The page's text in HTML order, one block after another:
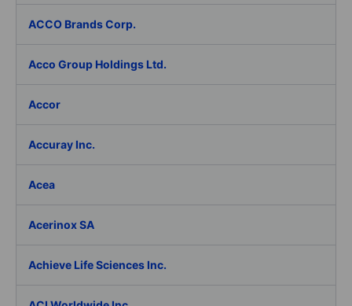
ACCO Brands Corp.
Acco Group Holdings Ltd.
Accor
Accuray Inc.
Acea
Acerinox SA
Achieve Life Sciences Inc.